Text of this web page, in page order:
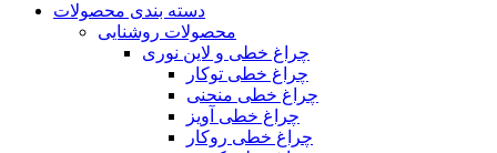
دسته بندی محصولات
محصولات روشنایی
چراغ خطی و لاین نوری
چراغ خطی توکار
چراغ خطی منحنی
چراغ خطی آویز
چراغ خطی روکار